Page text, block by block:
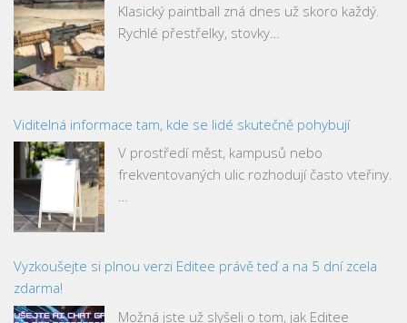
Klasický paintball zná dnes už skoro každý.
Rychlé přestřelky, stovky…
Viditelná informace tam, kde se lidé skutečně pohybují
V prostředí měst, kampusů nebo
frekventovaných ulic rozhodují často vteřiny.
…
Vyzkoušejte si plnou verzi Editee právě teď a na 5 dní zcela
zdarma!
Možná jste už slyšeli o tom, jak Editee